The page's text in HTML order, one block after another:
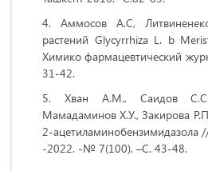
Аммосов А.С,
растений Glycyrrhiza L. b
Химико фармацевтический
31-42.
Хван А.М., Саидов
Мамадаминов Х.У., Закирова
2-ацетиламинобензимидазола
-2022. -№ 7(100). –С. 43-48.